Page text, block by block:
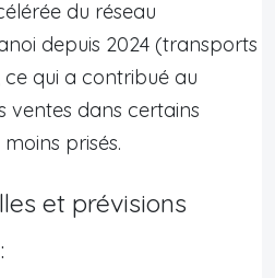
du réseau
depuis 2024 (transports
qui a contribué au
ventes dans certains
prisés.
et prévisions